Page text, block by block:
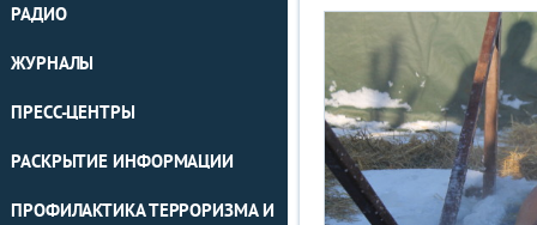
РАДИО
ЖУРНАЛЫ
ПРЕСС-ЦЕНТРЫ
РАСКРЫТИЕ ИНФОРМАЦИИ
ПРОФИЛАКТИКА ТЕРРОРИЗМА И